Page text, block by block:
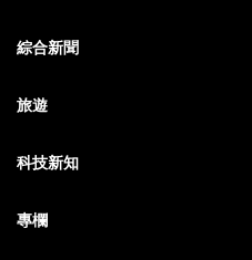
綜合新聞
旅遊
科技新知
專欄